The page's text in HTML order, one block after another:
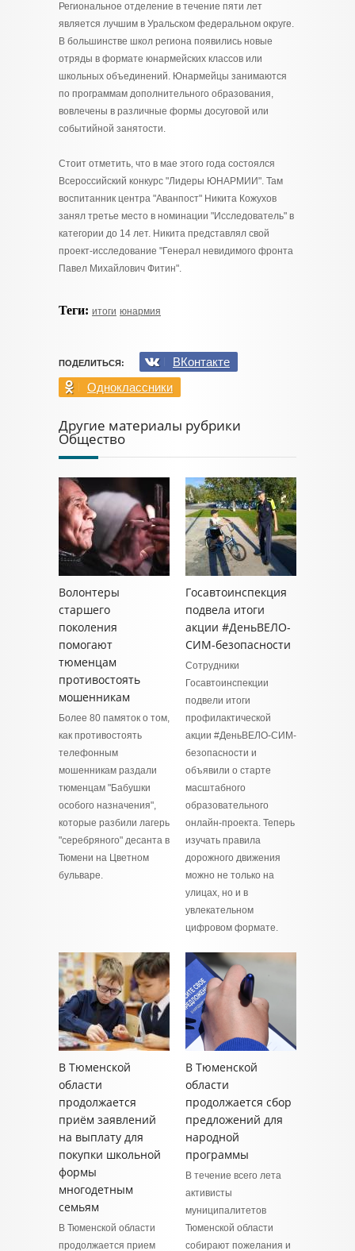
Региональное отделение в течение пяти лет
является лучшим в Уральском федеральном округе.
В большинстве школ региона появились новые
отряды в формате юнармейских классов или
школьных объединений. Юнармейцы занимаются
по программам дополнительного образования,
вовлечены в различные формы досуговой или
событийной занятости.
Стоит отметить, что в мае этого года состоялся
Всероссийский конкурс "Лидеры ЮНАРМИИ". Там
воспитанник центра "Аванпост" Никита Кожухов
занял третье место в номинации "Исследователь" в
категории до 14 лет. Никита представлял свой
проект-исследование "Генерал невидимого фронта
Павел Михайлович Фитин".
Теги: итоги юнармия
ПОДЕЛИТЬСЯ:
ВКонтакте
Одноклассники
Другие материалы рубрики
Общество
Волонтеры
старшего
поколения
помогают
тюменцам
противостоять
мошенникам
Более 80 памяток о том,
как противостоять
телефонным
мошенникам раздали
тюменцам "Бабушки
особого назначения",
которые разбили лагерь
"серебряного" десанта в
Тюмени на Цветном
бульваре.
Госавтоинспекция
подвела итоги
акции #ДеньВЕЛО-
СИМ-безопасности
Сотрудники
Госавтоинспекции
подвели итоги
профилактической
акции #ДеньВЕЛО-СИМ-
безопасности и
объявили о старте
масштабного
образовательного
онлайн-проекта. Теперь
изучать правила
дорожного движения
можно не только на
улицах, но и в
увлекательном
цифровом формате.
В Тюменской
области
продолжается
приём заявлений
на выплату для
покупки школьной
формы
многодетным
семьям
В Тюменской области
продолжается прием
В Тюменской
области
продолжается сбор
предложений для
народной
программы
В течение всего лета
активисты
муниципалитетов
Тюменской области
собирают пожелания и